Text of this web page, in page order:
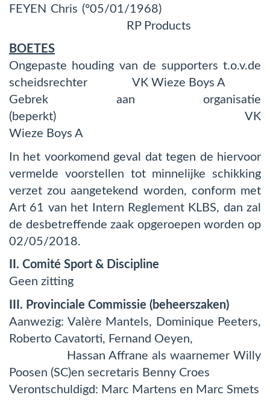
FEYEN Chris (°05/01/1968)
RP Products
BOETES
Ongepaste houding van de supporters t.o.v.de
scheidsrechter VK Wieze Boys A
Gebrek aan organisatie
(beperkt) VK
Wieze Boys A
In het voorkomend geval dat tegen de hiervoor
vermelde voorstellen tot minnelijke schikking
verzet zou aangetekend worden, conform met
Art 61 van het Intern Reglement KLBS, dan zal
de desbetreffende zaak opgeroepen worden op
02/05/2018.
II. Comité Sport & Discipline
Geen zitting
III. Provinciale Commissie (beheerszaken)
Aanwezig: Valère Mantels, Dominique Peeters,
Roberto Cavatorti, Fernand Oeyen,
Hassan Affrane als waarnemer Willy
Poosen (SC)en secretaris Benny Croes
Verontschuldigd: Marc Martens en Marc Smets